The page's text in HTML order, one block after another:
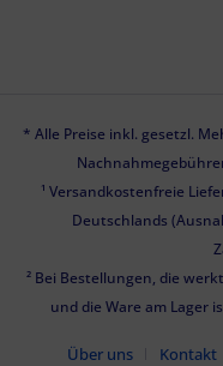
* Alle Preise inkl. gesetzl.
¹ Versandkostenfreie
Deutschlands
² Bei Bestellungen, die
und die Ware am Lager
Über uns Kontakt